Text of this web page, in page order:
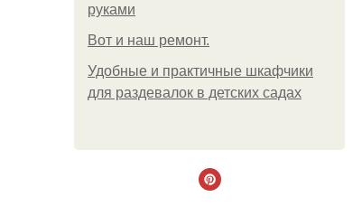
руками
Boт и наш ремoнт.
Удобные и практичные шкафчики
для раздевалок в детских садах